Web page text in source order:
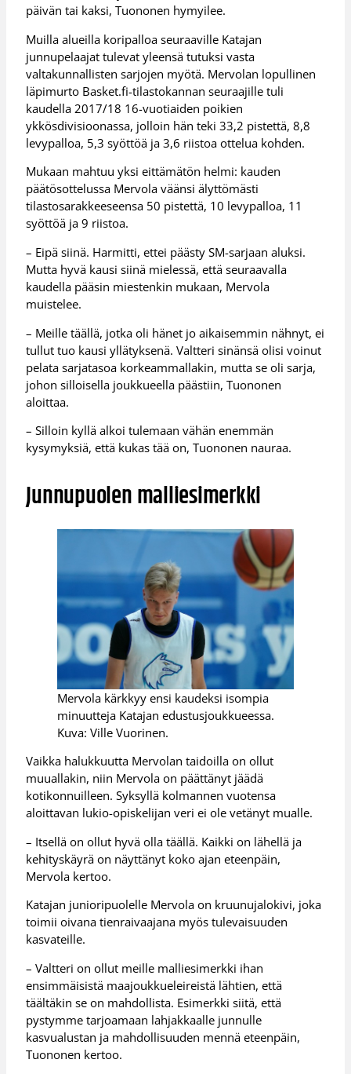
päivän tai kaksi, Tuononen hymyilee.
Muilla alueilla koripalloa seuraaville Katajan
junnupelaajat tulevat yleensä tutuksi vasta
valtakunnallisten sarjojen myötä. Mervolan lopullinen
läpimurto Basket.fi-tilastokannan seuraajille tuli
kaudella 2017/18 16-vuotiaiden poikien
ykkösdivisioonassa, jolloin hän teki 33,2 pistettä, 8,8
levypalloa, 5,3 syöttöä ja 3,6 riistoa ottelua kohden.
Mukaan mahtuu yksi eittämätön helmi: kauden
päätösottelussa Mervola väänsi älyttömästi
tilastosarakkeeseensa 50 pistettä, 10 levypalloa, 11
syöttöä ja 9 riistoa.
– Eipä siinä. Harmitti, ettei päästy SM-sarjaan aluksi.
Mutta hyvä kausi siinä mielessä, että seuraavalla
kaudella pääsin miestenkin mukaan, Mervola
muistelee.
– Meille täällä, jotka oli hänet jo aikaisemmin nähnyt, ei
tullut tuo kausi yllätyksenä. Valtteri sinänsä olisi voinut
pelata sarjatasoa korkeammallakin, mutta se oli sarja,
johon silloisella joukkueella päästiin, Tuononen
aloittaa.
– Silloin kyllä alkoi tulemaan vähän enemmän
kysymyksiä, että kukas tää on, Tuononen nauraa.
Junnupuolen malliesimerkki
Mervola kärkkyy ensi kaudeksi isompia
minuutteja Katajan edustusjoukkueessa.
Kuva: Ville Vuorinen.
Vaikka halukkuutta Mervolan taidoilla on ollut
muuallakin, niin Mervola on päättänyt jäädä
kotikonnuilleen. Syksyllä kolmannen vuotensa
aloittavan lukio-opiskelijan veri ei ole vetänyt mualle.
– Itsellä on ollut hyvä olla täällä. Kaikki on lähellä ja
kehityskäyrä on näyttänyt koko ajan eteenpäin,
Mervola kertoo.
Katajan junioripuolelle Mervola on kruunujalokivi, joka
toimii oivana tienraivaajana myös tulevaisuuden
kasvateille.
– Valtteri on ollut meille malliesimerkki ihan
ensimmäisistä maajoukkueleireistä lähtien, että
täältäkin se on mahdollista. Esimerkki siitä, että
pystymme tarjoamaan lahjakkaalle junnulle
kasvualustan ja mahdollisuuden mennä eteenpäin,
Tuononen kertoo.